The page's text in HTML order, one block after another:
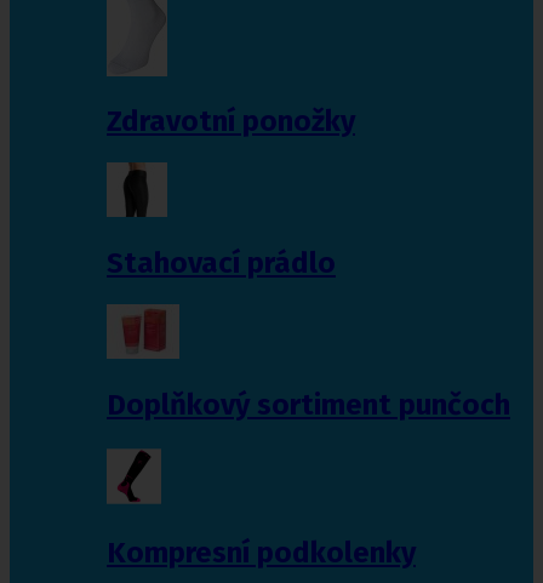
Zdravotní ponožky
Stahovací prádlo
Doplňkový sortiment punčoch
Kompresní podkolenky